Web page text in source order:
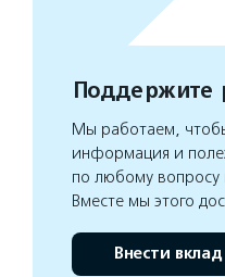
Поддержите
Мы работаем,
информация и
по любому вопросу
Вместе мы этого
Внести вклад